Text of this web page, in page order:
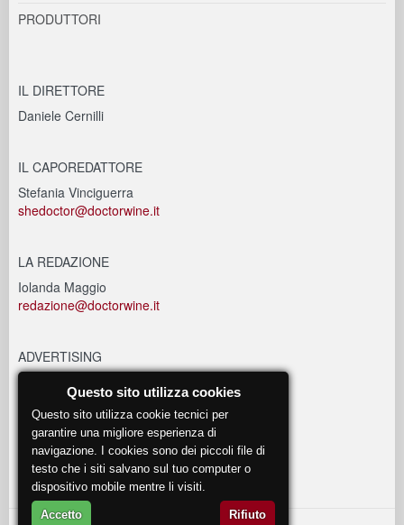
PRODUTTORI
IL DIRETTORE
Daniele Cernilli
IL CAPOREDATTORE
Stefania Vinciguerra
shedoctor@doctorwine.it
LA REDAZIONE
Iolanda Maggio
redazione@doctorwine.it
ADVERTISING
EVENTI
eventi@doctorwine.it
Questo sito utilizza cookies
Questo sito utilizza cookie tecnici per
garantire una migliore esperienza di
navigazione. I cookies sono dei piccoli file di
testo che i siti salvano sul tuo computer o
dispositivo mobile mentre li visiti.
Accetto Rifiuto